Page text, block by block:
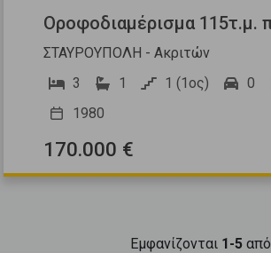
Οροφοδιαμέρισμα 115τ.μ.
ΣΤΑΥΡΟΥΠΟΛΗ - Ακριτών
3
1 1 (1ος) 0
1980
170.000 €
Εμφανίζονται 1-5από